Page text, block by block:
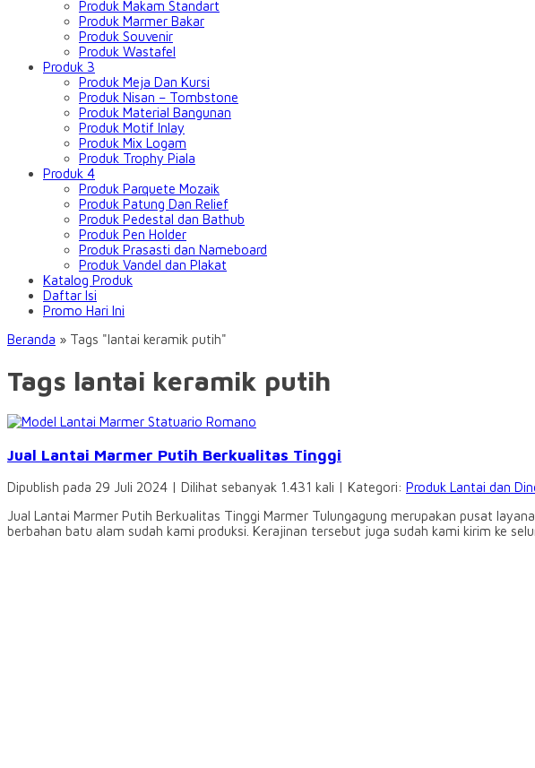
Produk Makam Standart
Produk Marmer Bakar
Produk Souvenir
Produk Wastafel
Produk 3
Produk Meja Dan Kursi
Produk Nisan – Tombstone
Produk Material Bangunan
Produk Motif Inlay
Produk Mix Logam
Produk Trophy Piala
Produk 4
Produk Parquete Mozaik
Produk Patung Dan Relief
Produk Pedestal dan Bathub
Produk Pen Holder
Produk Prasasti dan Nameboard
Produk Vandel dan Plakat
Katalog Produk
Daftar Isi
Promo Hari Ini
Beranda » Tags "lantai keramik putih"
Tags lantai keramik putih
Jual Lantai Marmer Putih Berkualitas Tinggi
Dipublish pada 29 Juli 2024 | Dilihat sebanyak 1.431 kali | Kategori: Produk Lantai dan
Jual Lantai Marmer Putih Berkualitas Tinggi Marmer Tulungagung merupakan pusat
berbahan batu alam sudah kami produksi. Kerajinan tersebut juga sudah kami kirim ke